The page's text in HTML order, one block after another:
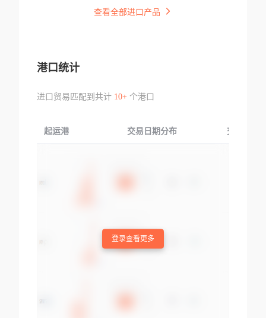
查看全部进口产品
港口统计
进口贸易匹配到共计 10+个港口
起运港 交易日期分布 交易产品
登录查看更多